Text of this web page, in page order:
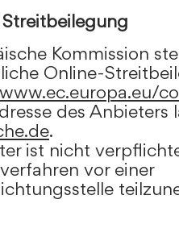
Kommission
Online-
www.ec.europa.eu/
des Anbieters
.
ist nicht
vor einer